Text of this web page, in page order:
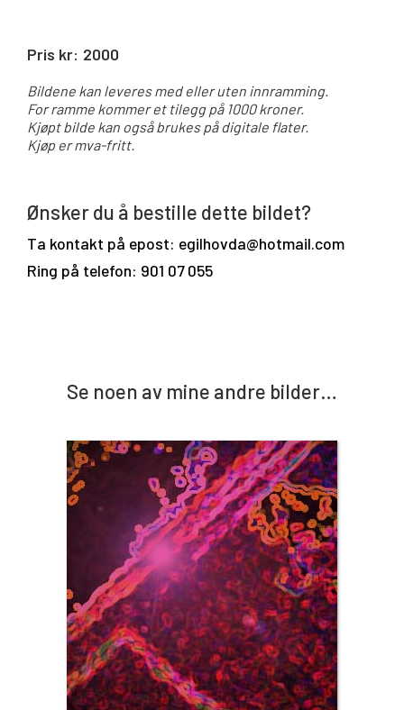
Pris kr: 2000
Bildene kan leveres med eller uten innramming.
For ramme kommer et tilegg på 1000 kroner.
Kjøpt bilde kan også brukes på digitale flater.
Kjøp er mva-fritt.
Ønsker du å bestille dette bildet?
Ta kontakt på epost: egilhovda@hotmail.com
Ring på telefon: 901 07 055
Se noen av mine andre bilder…